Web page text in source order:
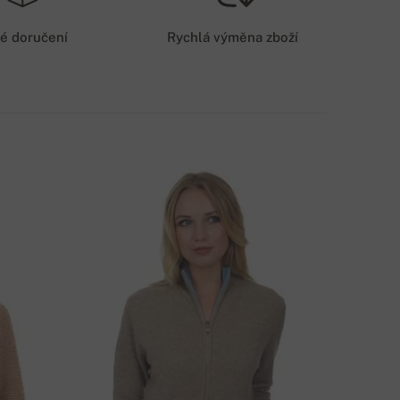
doručení Rychlá výměna zboží